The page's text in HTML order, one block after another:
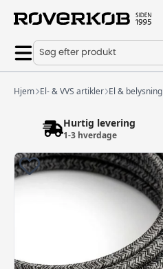
Søg efter produkt
Hjem El- & VVS artikler El & belysning
Hurtig levering
1-3 hverdage